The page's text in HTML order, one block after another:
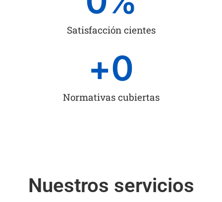
Satisfacción cientes
Normativas cubiertas
+0
Nuestros servicios